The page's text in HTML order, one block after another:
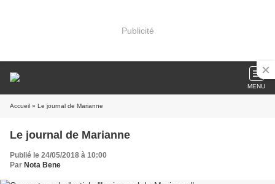
Publicité
MENU
Accueil » Le journal de Marianne
Le journal de Marianne
Publié le 24/05/2018 à 10:00
Par Nota Bene